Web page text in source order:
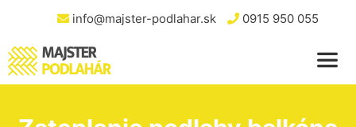
info@majster-podlahar.sk 0915 950 055